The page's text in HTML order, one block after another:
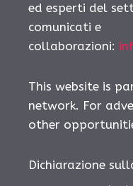
ed esperti del
comunicati e
collaborazioni:
This website is
network. For
other
Dichiarazione